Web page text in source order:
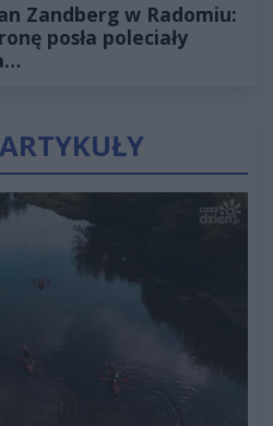
Zandberg w Radomiu:
posła poleciały